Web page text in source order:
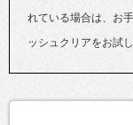
れている場合は、お
ッシュクリアをお試